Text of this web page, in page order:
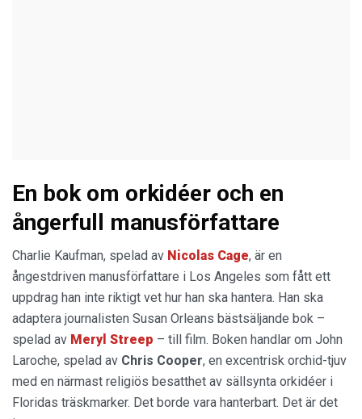
En bok om orkidéer och en
ångerfull manusförfattare
Charlie Kaufman, spelad av Nicolas Cage, är en
ångestdriven manusförfattare i Los Angeles som fått ett
uppdrag han inte riktigt vet hur han ska hantera. Han ska
adaptera journalisten Susan Orleans bästsäljande bok –
spelad av Meryl Streep – till film. Boken handlar om John
Laroche, spelad av Chris Cooper, en excentrisk orchid-tjuv
med en närmast religiös besatthet av sällsynta orkidéer i
Floridas träskmarker. Det borde vara hanterbart. Det är det